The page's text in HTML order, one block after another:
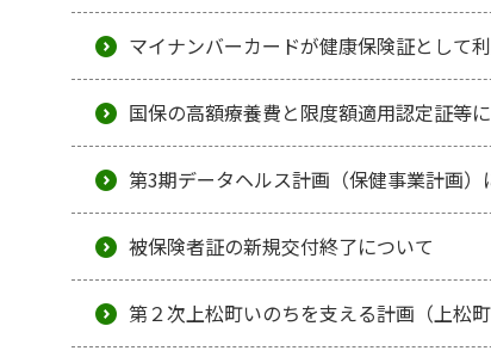
マイナンバーカードが健康保険証として
国保の高額療養費と限度額適用認定証等
第3期データヘルス計画（保健事業計画）
被保険者証の新規交付終了について
第２次上松町いのちを支える計画（上松